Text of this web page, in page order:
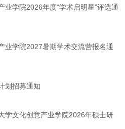
业学院2026年度“学术启明星”评选通
业学院2027暑期学术交流营报名通
划招募通知
学文化创意产业学院2026年硕士研